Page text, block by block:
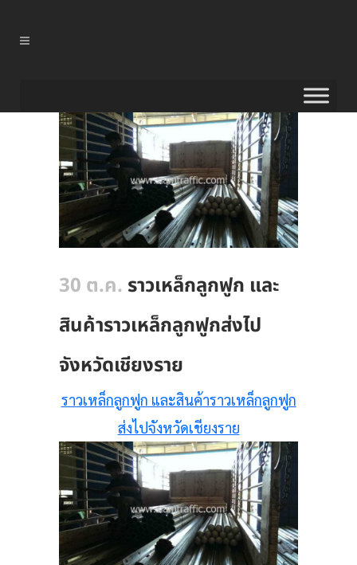
30 ต.ค. ราวเหล็กลูกฟูก และ
สินค้าราวเหล็กลูกฟูกส่งไป
จังหวัดเชียงราย
ราวเหล็กลูกฟูก และสินค้าราวเหล็กลูกฟูก
ส่งไปจังหวัดเชียงราย